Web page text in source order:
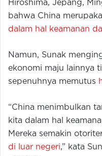
Hiroshima, Jepang,
bahwa China
dalam hal keamanan
Namun, Sunak
ekonomi maju lainnya
sepenuhnya memutus
“China menimbulkan
kita dalam hal
Mereka semakin
di luar negeri,” kata